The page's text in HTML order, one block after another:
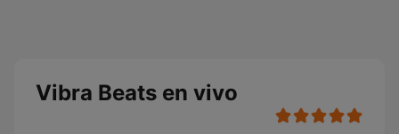
Vibra Beats en vivo